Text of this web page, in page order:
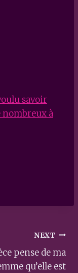
savoir
nombreux à
NEXT
pense de ma
qu’elle est